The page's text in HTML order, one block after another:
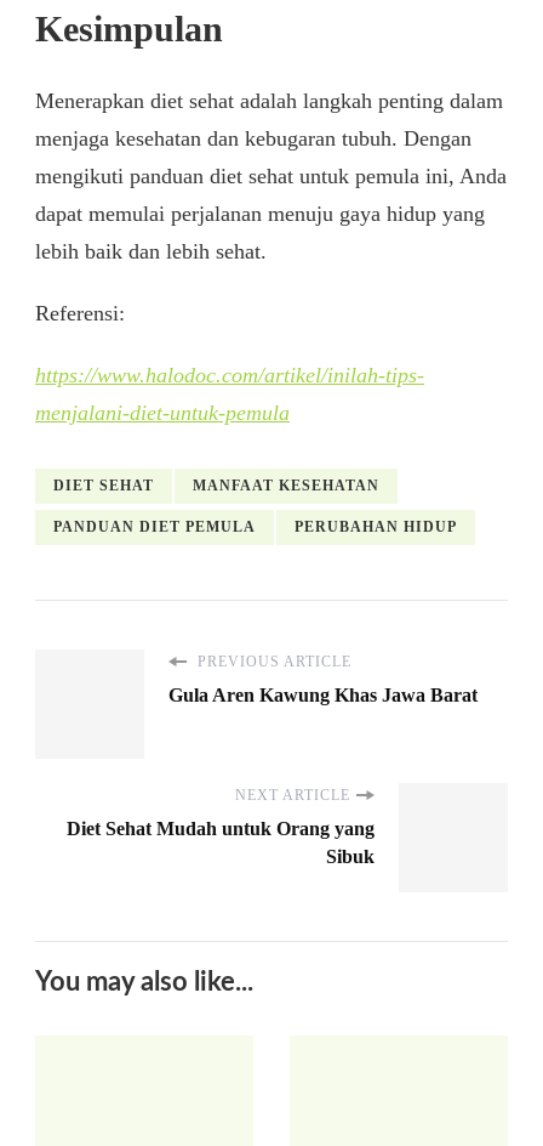
Kesimpulan
Menerapkan diet sehat adalah langkah penting dalam
menjaga kesehatan dan kebugaran tubuh. Dengan
mengikuti panduan diet sehat untuk pemula ini, Anda
dapat memulai perjalanan menuju gaya hidup yang
lebih baik dan lebih sehat.
Referensi:
https://www.halodoc.com/artikel/inilah-tips-
menjalani-diet-untuk-pemula
DIET SEHAT MANFAAT KESEHATAN
PANDUAN DIET PEMULA PERUBAHAN HIDUP
PREVIOUS ARTICLE
Gula Aren Kawung Khas Jawa Barat
NEXT ARTICLE
Diet Sehat Mudah untuk Orang yang
Sibuk
You may also like...